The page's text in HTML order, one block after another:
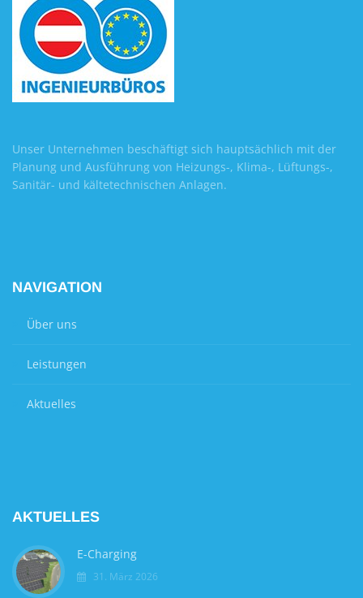
Unser Unternehmen beschäftigt sich hauptsächlich mit der
Planung und Ausführung von Heizungs-, Klima-, Lüftungs-,
Sanitär- und kältetechnischen Anlagen.
NAVIGATION
Über uns
Leistungen
Aktuelles
AKTUELLES
E-Charging
31. März 2026